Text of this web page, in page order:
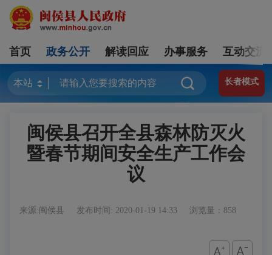
首页 政务公开 解读回应 办事服务 互动交流
长者模式
闽侯县召开全县森林防灭火
暨春节期间安全生产工作会
议
来源:闽侯县 发布时间: 2020-01-19 14:33 浏览量：858